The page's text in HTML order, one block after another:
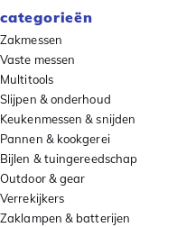
categorieën
Zakmessen
Vaste messen
Multitools
Slijpen & onderhoud
Keukenmessen & snijden
Pannen & kookgerei
Bijlen & tuingereedschap
Outdoor & gear
Verrekijkers
Zaklampen & batterijen